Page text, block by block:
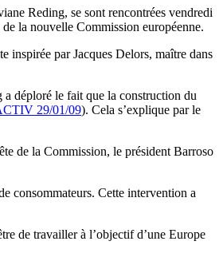
Reding, se sont rencontrées vendredi
la nouvelle Commission européenne.
inspirée par Jacques Delors, maître dans
a déploré le fait que la construction du
29/01/09). Cela s’explique par le
de la Commission, le président Barroso
consommateurs. Cette intervention a
de travailler à l’objectif d’une Europe